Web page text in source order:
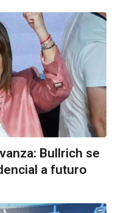
Bullrich se
a futuro